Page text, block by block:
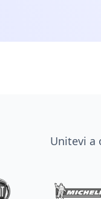
Unitevi a